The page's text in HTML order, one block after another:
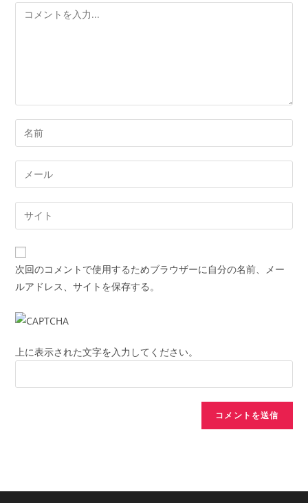
Enter
your
name
comment
Enter
your
email
address
comment
Enter
your
website
URL
(optional)
次回のコメントで使用するためブラウザーに自分の名前、メー
ルアドレス、サイトを保存する。
上に表示された文字を入力してください。